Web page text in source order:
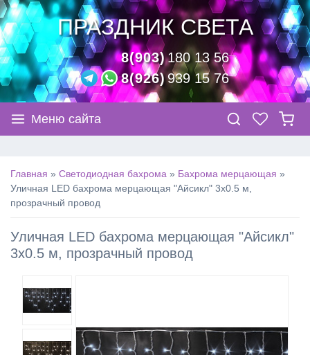
ПРАЗДНИК СВЕТА
8(903)180 13 56
8(926)939 15 76
Меню сайта
Главная » Светодиодная бахрома » Бахрома мерцающая »
Уличная LED бахрома мерцающая "Айсикл" 3х0.5 м,
прозрачный провод
Уличная LED бахрома мерцающая "Айсикл"
3х0.5 м, прозрачный провод